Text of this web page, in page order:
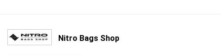
Nitro Bags Shop